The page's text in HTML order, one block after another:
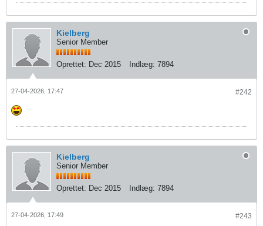
Kielberg
Senior Member
Oprettet: Dec 2015 Indlæg: 7894
#242
27-04-2026, 17:47
Kielberg
Senior Member
Oprettet: Dec 2015 Indlæg: 7894
#243
27-04-2026, 17:49